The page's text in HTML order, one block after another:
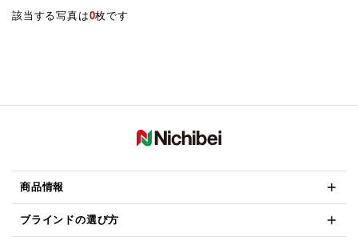
該当する写真は0枚です
商品情報
ブラインドの選び方